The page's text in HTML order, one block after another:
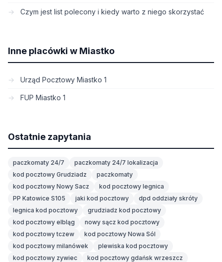
Czym jest list polecony i kiedy warto z niego skorzystać
Inne placówki w Miastko
Urząd Pocztowy Miastko 1
FUP Miastko 1
Ostatnie zapytania
paczkomaty 24/7
paczkomaty 24/7 lokalizacja
kod pocztowy Grudziadz
paczkomaty
kod pocztowy Nowy Sacz
kod pocztowy legnica
PP Katowice S105
jaki kod pocztowy
dpd oddziały skróty
legnica kod pocztowy
grudziadz kod pocztowy
kod pocztowy elbląg
nowy sącz kod pocztowy
kod pocztowy tczew
kod pocztowy Nowa Sól
kod pocztowy milanówek
plewiska kod pocztowy
kod pocztowy zywiec
kod pocztowy gdańsk wrzeszcz